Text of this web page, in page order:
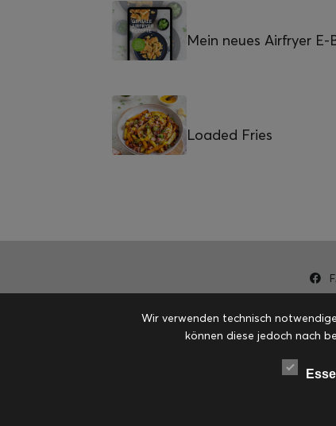
Mein neues Airfryer E-
Loaded Fries
Wir verwenden technisch
können diese jedoch nach